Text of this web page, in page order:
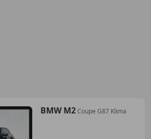
BMW M2Coupe G87 Klima